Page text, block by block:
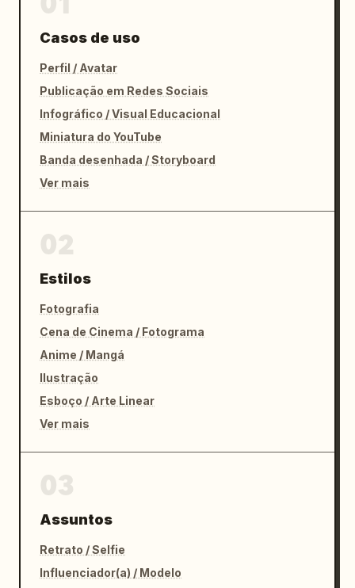
Casos de uso
Perfil / Avatar
Publicação em Redes Sociais
Infográfico / Visual Educacional
Miniatura do YouTube
Banda desenhada / Storyboard
Ver mais
Estilos
Fotografia
Cena de Cinema / Fotograma
Anime / Mangá
Ilustração
Esboço / Arte Linear
Ver mais
Assuntos
Retrato / Selfie
Influenciador(a) / Modelo